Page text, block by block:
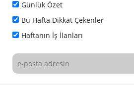
Günlük Özet
Bu Hafta Dikkat Çekenler
Haftanın İş İlanları